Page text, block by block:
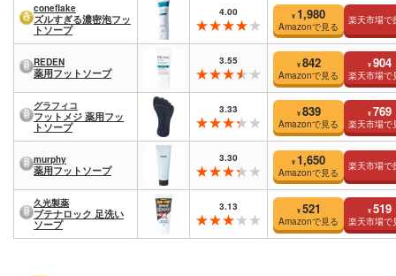
coneflake
ズルすぎる濃密泡フッ
トソープ
4.00 ¥ 1,980
Amazonで見る
楽天市場で
REDEN
薬用フットソープ
3.55 ¥ 842
Amazonで見る
¥ 904
楽天市場で
グラフィコ
フットメジ 薬用フッ
トソープ
3.33 ¥ 839
Amazonで見る
¥ 769
楽天市場で
murphy
薬用フットソープ
3.30 ¥ 1,650
Amazonで見る
楽天市場で
久光製薬
ブテナロック 足洗い
ソープ
3.13 ¥ 521
Amazonで見る
¥ 519
楽天市場で